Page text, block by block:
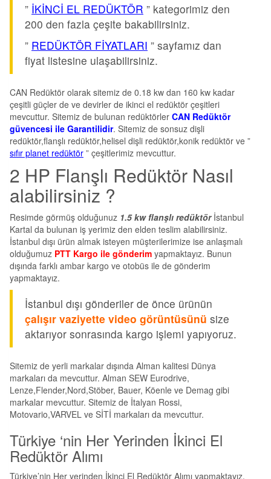
” İKİNCİ EL REDÜKTÖR ” kategorimiz den
200 den fazla çeşite bakabilirsiniz.
” REDÜKTÖR FİYATLARI ” sayfamız dan
fiyat listesine ulaşabilirsiniz.
CAN Redüktör olarak sitemiz de 0.18 kw dan 160 kw kadar
çeşitli güçler de ve devirler de ikinci el redüktör çeşitleri
mevcuttur. Sitemiz de bulunan redüktörler CAN Redüktör
güvencesi ile Garantilidir. Sitemiz de sonsuz dişli
redüktör,flanşlı redüktör,helisel dişli redüktör,konik redüktör ve ”
sıfır planet redüktör ” çeşitlerimiz mevcuttur.
2 HP Flanşlı Redüktör Nasıl
alabilirsiniz ?
Resimde görmüş olduğunuz 1.5 kw flanşlı redüktörİstanbul
Kartal da bulunan iş yerimiz den elden teslim alabilirsiniz.
İstanbul dışı ürün almak isteyen müşterilerimize ise anlaşmalı
olduğumuz PTT Kargo ile gönderim yapmaktayız. Bunun
dışında farklı ambar kargo ve otobüs ile de gönderim
yapmaktayız.
İstanbul dışı gönderiler de önce ürünün
çalışır vaziyette video görüntüsünü size
aktarıyor sonrasında kargo işlemi yapıyoruz.
Sitemiz de yerli markalar dışında Alman kalitesi Dünya
markaları da mevcuttur. Alman SEW Eurodrive,
Lenze,Flender,Nord,Stöber, Bauer, Köenle ve Demag gibi
markalar mevcuttur. Sitemiz de İtalyan Rossi,
Motovario,VARVEL ve SİTİ markaları da mevcuttur.
Türkiye ‘nin Her Yerinden İkinci El
Redüktör Alımı
Türkiye’nin Her yerinden İkinci El Redüktör Alımı yapmaktayız.